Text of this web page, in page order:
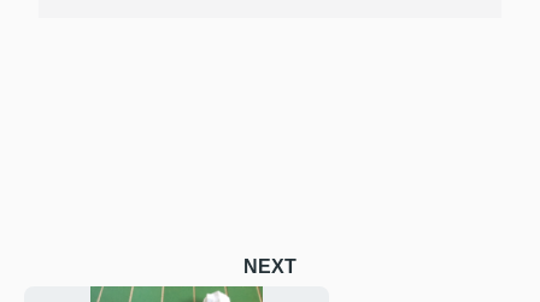
NEXT